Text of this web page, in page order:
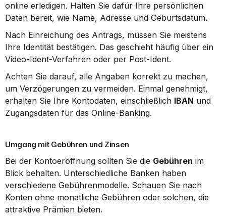
online erledigen. Halten Sie dafür Ihre persönlichen
Daten bereit, wie Name, Adresse und Geburtsdatum.
Nach Einreichung des Antrags, müssen Sie meistens
Ihre Identität bestätigen. Das geschieht häufig über ein
Video-Ident-Verfahren oder per Post-Ident.
Achten Sie darauf, alle Angaben korrekt zu machen,
um Verzögerungen zu vermeiden. Einmal genehmigt,
erhalten Sie Ihre Kontodaten, einschließlich IBAN und
Zugangsdaten für das Online-Banking.
Umgang mit Gebühren und Zinsen
Bei der Kontoeröffnung sollten Sie die Gebühren im
Blick behalten. Unterschiedliche Banken haben
verschiedene Gebührenmodelle. Schauen Sie nach
Konten ohne monatliche Gebühren oder solchen, die
attraktive Prämien bieten.